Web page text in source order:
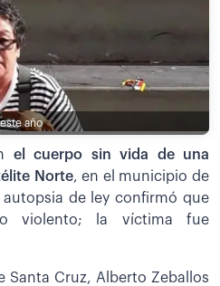
año
el cuerpo sin vida de una
Norte, en el municipio de
autopsia de ley confirmó que
violento; la víctima fue
Santa Cruz, Alberto Zeballos